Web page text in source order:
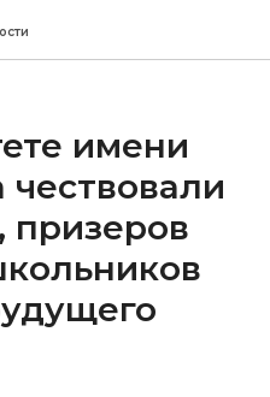
имени
призеров